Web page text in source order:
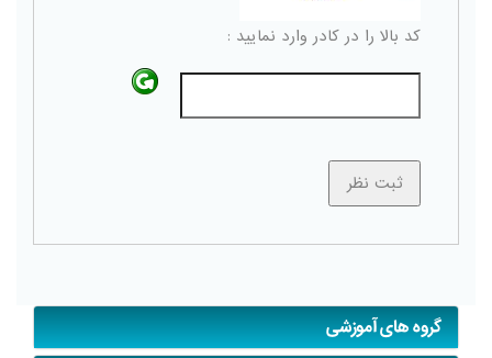
کد بالا را در کادر وارد نمایید :
گروه های آموزشی